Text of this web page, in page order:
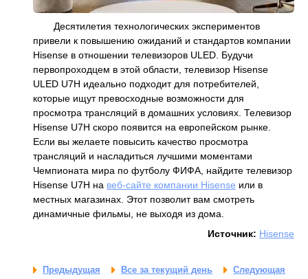
Десятилетия технологических экспериментов
привели к повышению ожиданий и стандартов компании
Hisense в отношении телевизоров ULED. Будучи
первопроходцем в этой области, телевизор Hisense
ULED U7H идеально подходит для потребителей,
которые ищут превосходные возможности для
просмотра трансляций в домашних условиях. Телевизор
Hisense U7H скоро появится на европейском рынке.
Если вы желаете повысить качество просмотра
трансляций и насладиться лучшими моментами
Чемпионата мира по футболу ФИФА, найдите телевизор
Hisense U7H на веб-сайте компании Hisense или в
местных магазинах. Этот позволит вам смотреть
динамичные фильмы, не выходя из дома.
Источник: Hisense
Предыдущая Все за текущий день Следующая